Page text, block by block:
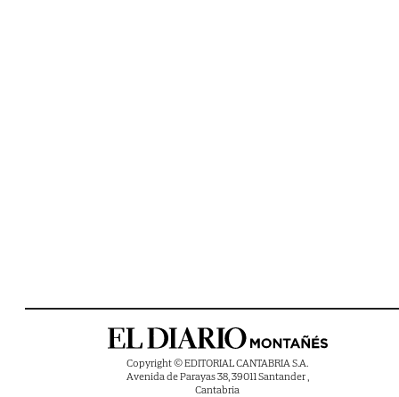
Copyright © EDITORIAL CANTABRIA S.A.
Avenida de Parayas 38, 39011 Santander ,
Cantabria